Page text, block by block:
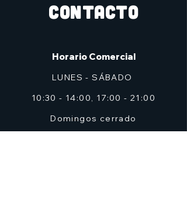
CONTACTO
Horario Comercial
LUNES - SÁBADO
10:30 - 14:00, 17:00 - 21:00
Domingos cerrado